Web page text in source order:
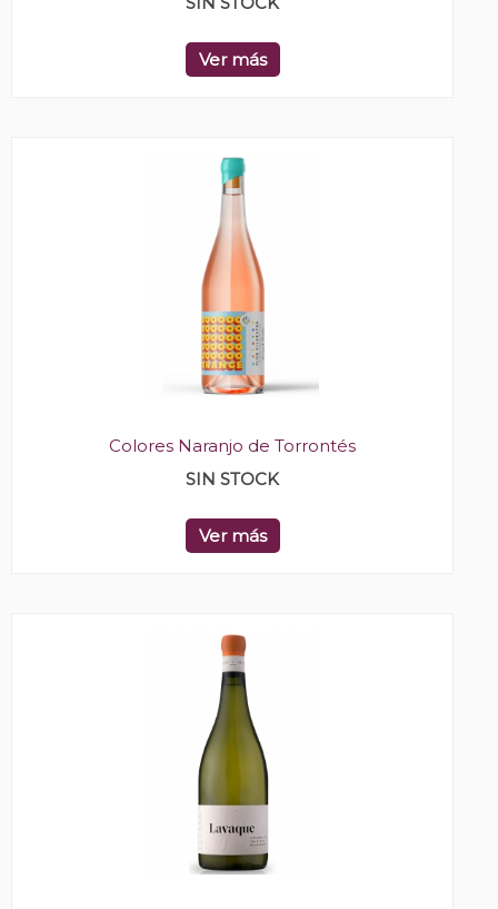
Ver más
Colores Naranjo de Torrontés
SIN STOCK
Ver más